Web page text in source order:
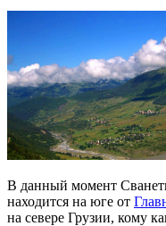
В данный момент
находится на юге от
на севере Грузии, кому